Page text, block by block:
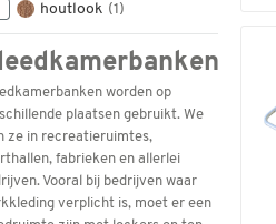
houtlook (1)
worden op
plaatsen gebruikt. We
ze in recreatieruimtes,
fabrieken en allerlei
Vooral bij bedrijven waar
verplicht is, moet er een